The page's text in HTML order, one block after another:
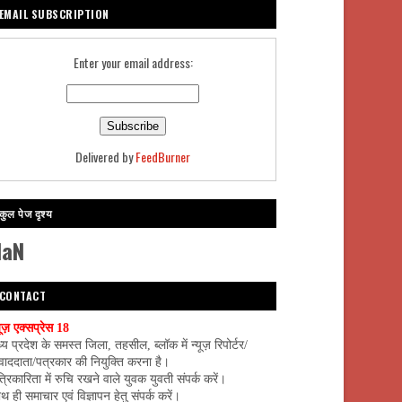
EMAIL SUBSCRIPTION
Enter your email address:
Delivered byFeedBurner
पेज दृश्य
CONTACT
एक्सप्रेस 18
प्रदेश के समस्त जिला, तहसील, ब्लॉक में न्यूज़ रिपोर्टर/
पत्रकार की नियुक्ति करना है।
में रुचि रखने वाले युवक युवती संपर्क करें।
ही समाचार एवं विज्ञापन हेतु संपर्क करें।